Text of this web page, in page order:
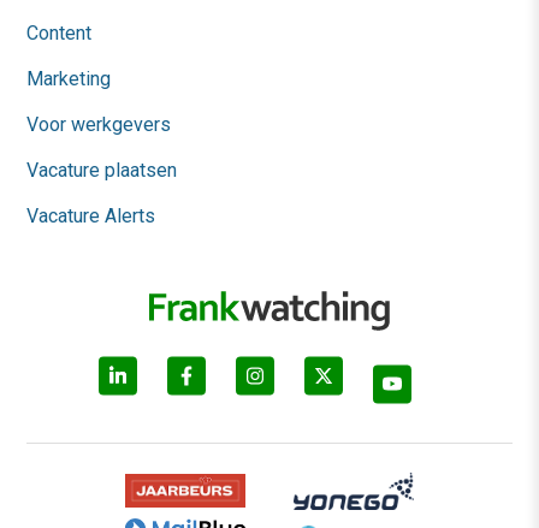
Content
Marketing
Voor werkgevers
Vacature plaatsen
Vacature Alerts